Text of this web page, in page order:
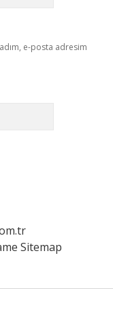
e-posta adresim
Sitemap